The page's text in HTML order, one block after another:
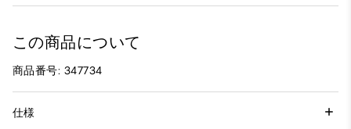
この商品について
商品番号: 347734
仕様